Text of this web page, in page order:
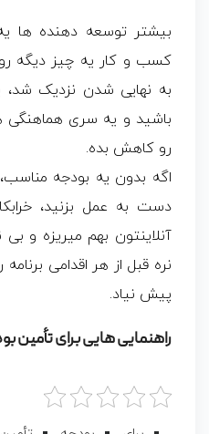
بیشتر توسعه دهنده ها
کسب و کار یه چیز دیگه
به نهایی شدن نزدیک
باشید و یه سری هماهنگی
رو کاهش بده.
اگه بدون یه بودجه
دست به عمل بزنید،
آنلاینتون بهم میریزه و
نره قبل از هر اقدامی
پیش نیاد.
راهنمایی هایی برای